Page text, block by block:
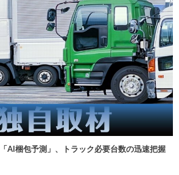
AI梱包予測」、トラック必要台数の迅速把握